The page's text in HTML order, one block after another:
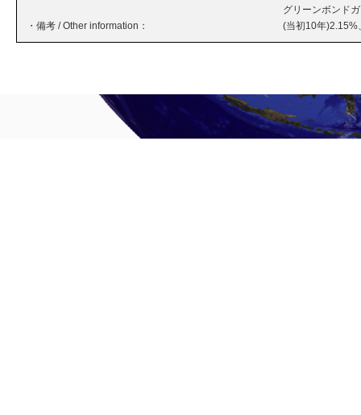
グリーンボンド
・備考 / Other information：
(当初10年